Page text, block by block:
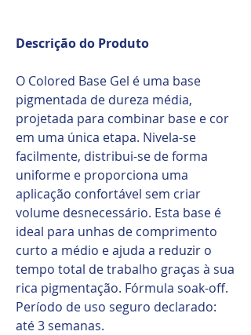
Descrição do Produto
O Colored Base Gel é uma base
pigmentada de dureza média,
projetada para combinar base e cor
em uma única etapa. Nivela-se
facilmente, distribui-se de forma
uniforme e proporciona uma
aplicação confortável sem criar
volume desnecessário. Esta base é
ideal para unhas de comprimento
curto a médio e ajuda a reduzir o
tempo total de trabalho graças à sua
rica pigmentação. Fórmula soak-off.
Período de uso seguro declarado:
até 3 semanas.